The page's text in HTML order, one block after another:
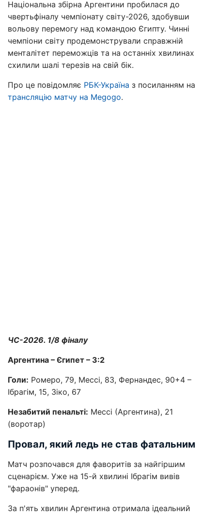
Національна збірна Аргентини пробилася до
чвертьфіналу чемпіонату світу-2026, здобувши
вольову перемогу над командою Єгипту. Чинні
чемпіони світу продемонстрували справжній
менталітет переможців та на останніх хвилинах
схилили шалі терезів на свій бік.
Про це повідомляє РБК-Україна з посиланням на
трансляцію матчу на Megogo.
ЧС-2026. 1/8 фіналу
Аргентина – Єгипет – 3:2
Голи: Ромеро, 79, Мессі, 83, Фернандес, 90+4 –
Ібрагім, 15, Зіко, 67
Незабитий пенальті: Мессі (Аргентина), 21
(воротар)
Провал, який ледь не став фатальним
Матч розпочався для фаворитів за найгіршим
сценарієм. Уже на 15-й хвилині Ібрагім вивів
"фараонів" уперед.
За п'ять хвилин Аргентина отримала ідеальний